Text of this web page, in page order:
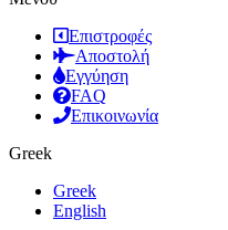
Επιστροφές
Αποστολή
Εγγύηση
FAQ
Επικοινωνία
Greek
Greek
English